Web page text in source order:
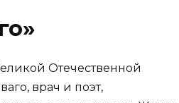
Отечественной
врач и поэт,